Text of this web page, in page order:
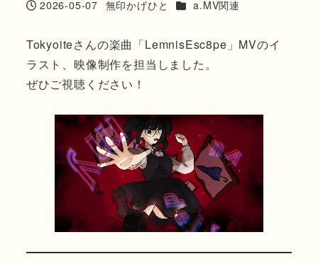
投稿日
2026-05-07
著
無印かげひと カテゴリー
a.MV関連
Tokyoiteさんの楽曲「LemnisEsc8pe」MVのイ
ラスト、映像制作を担当しました。
ぜひご視聴ください！